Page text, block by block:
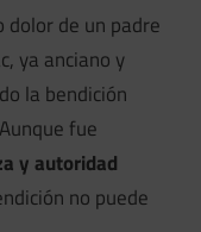
dolor de un padre
ya anciano y
la bendición
fue
y autoridad
no puede